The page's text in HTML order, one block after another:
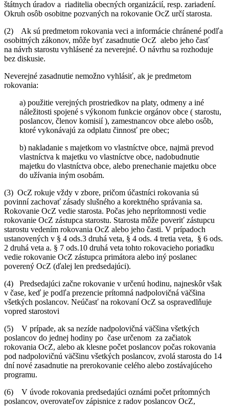
štátnych úradov a riaditelia obecných organizácií, resp. zariadení.
Okruh osôb osobitne pozvaných na rokovanie OcZ určí starosta.
(2) Ak sú predmetom rokovania veci a informácie chránené podľa
osobitných zákonov, môže byť zasadnutie OcZ alebo jeho časť
na návrh starostu vyhlásené za neverejné. O návrhu sa rozhoduje
bez diskusie.
Neverejné zasadnutie nemožno vyhlásiť, ak je predmetom
rokovania:
a) použitie verejných prostriedkov na platy, odmeny a iné
náležitosti spojené s výkonom funkcie orgánov obce ( starostu,
poslancov, členov komisií ), zamestnancov obce alebo osôb,
ktoré vykonávajú za odplatu činnosť pre obec;
b) nakladanie s majetkom vo vlastníctve obce, najmä prevod
vlastníctva k majetku vo vlastníctve obce, nadobudnutie
majetku do vlastníctva obce, alebo prenechanie majetku obce
do užívania iným osobám.
(3) OcZ rokuje vždy v zbore, pričom účastníci rokovania sú
povinní zachovať zásady slušného a korektného správania sa.
Rokovanie OcZ vedie starosta. Počas jeho neprítomnosti vedie
rokovanie OcZ zástupca starostu. Starosta môže poveriť zástupcu
starostu vedením rokovania OcZ alebo jeho časti. V prípadoch
ustanovených v § 4 ods.3 druhá veta, § 4 ods. 4 tretia veta, § 6 ods.
2 druhá veta a. § 7 ods.10 druhá veta tohto rokovacieho poriadku
vedie rokovanie OcZ zástupca primátora alebo iný poslanec
poverený OcZ (ďalej len predsedajúci).
(4) Predsedajúci začne rokovanie v určenú hodinu, najneskôr však
v čase, keď je podľa prezencie prítomná nadpolovičná väčšina
všetkých poslancov. Neúčasť na rokovaní OcZ sa ospravedlňuje
vopred starostovi
(5) V prípade, ak sa nezíde nadpolovičná väčšina všetkých
poslancov do jednej hodiny po čase určenom za začiatok
rokovania OcZ, alebo ak klesne počet poslancov počas rokovania
pod nadpolovičnú väčšinu všetkých poslancov, zvolá starosta do 14
dní nové zasadnutie na prerokovanie celého alebo zostávajúceho
programu.
(6) V úvode rokovania predsedajúci oznámi počet prítomných
poslancov, overovateľov zápisnice z radov poslancov OcZ,